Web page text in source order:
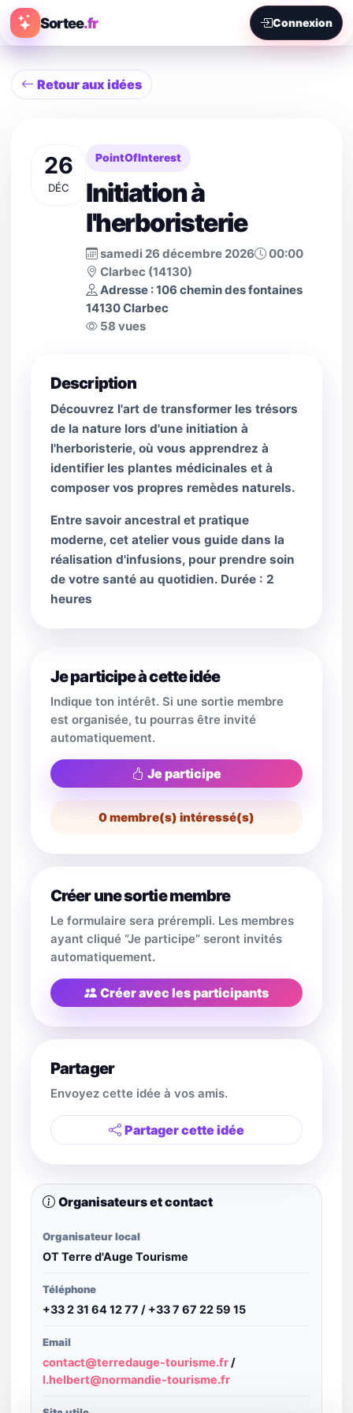
Sortee.fr Connexion
Retour aux idées
26
DÉC
PointOfInterest
Initiation à
l'herboristerie
samedi 26 décembre 2026
00:00
Clarbec (14130)
Adresse : 106 chemin des fontaines
14130 Clarbec
58 vues
Description
Découvrez l'art de transformer les trésors
de la nature lors d'une initiation à
l'herboristerie, où vous apprendrez à
identifier les plantes médicinales et à
composer vos propres remèdes naturels.
Entre savoir ancestral et pratique
moderne, cet atelier vous guide dans la
réalisation d'infusions, pour prendre soin
de votre santé au quotidien. Durée : 2
heures
Je participe à cette idée
Indique ton intérêt. Si une sortie membre
est organisée, tu pourras être invité
automatiquement.
Je participe
0membre(s) intéressé(s)
Créer une sortie membre
Le formulaire sera prérempli. Les membres
ayant cliqué “Je participe” seront invités
automatiquement.
Créer avec les participants
Partager
Envoyez cette idée à vos amis.
Partager cette idée
Organisateurs et contact
Organisateur local
OT Terre d'Auge Tourisme
Téléphone
+33 2 31 64 12 77 / +33 7 67 22 59 15
Email
contact@terredauge-tourisme.fr /
l.helbert@normandie-tourisme.fr